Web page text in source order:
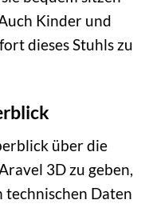
Kinder und
dieses Stuhls zu
über die
3D zu geben,
Daten